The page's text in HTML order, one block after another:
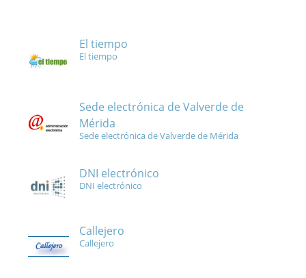
El tiempo
El tiempo
Sede electrónica de Valverde de
Mérida
Sede electrónica de Valverde de Mérida
DNI electrónico
DNI electrónico
Callejero
Callejero